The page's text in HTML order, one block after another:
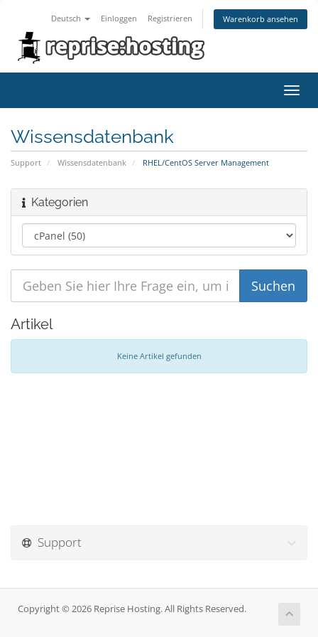
Deutsch Einloggen Registrieren Warenkorb ansehen
ein-/
Wissensdatenbank
Support Wissensdatenbank RHEL/CentOS Server Management
Kategorien
Artikel
Keine Artikel gefunden
Support
Copyright © 2026 Reprise Hosting. All Rights Reserved.